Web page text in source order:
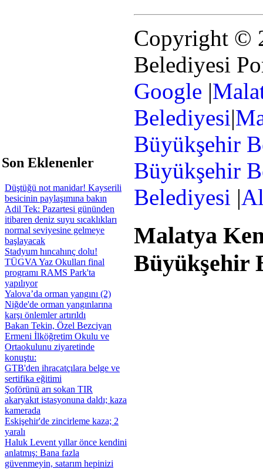
Eklenenler
Düştüğü not manidar! Kayserili
besicinin paylaşımına bakın
Adil Tek: Pazartesi gününden
itibaren deniz suyu sıcaklıkları
normal seviyesine gelmeye
başlayacak
Stadyum hıncahınç dolu!
TÜGVA Yaz Okulları final
programı RAMS Park'ta
yapılıyor
Yalova’da orman yangını (2)
Niğde'de orman yangınlarına
karşı önlemler artırıldı
Bakan Tekin, Özel Bezciyan
Ermeni İlköğretim Okulu ve
Ortaokulunu ziyaretinde
konuştu:
GTB'den ihracatçılara belge ve
sertifika eğitimi
Şoförünü arı sokan TIR
akaryakıt istasyonuna daldı; kaza
kamerada
Eskişehir'de zincirleme kaza; 2
yaralı
Haluk Levent yıllar önce kendini
anlatmış: Bana fazla
güvenmeyin, satarım hepinizi
Copyright ©
Belediyesi
Google |
Belediyesi|
Büyükşehir
Büyükşehir
Belediyesi |
Malatya
Büyükşehir